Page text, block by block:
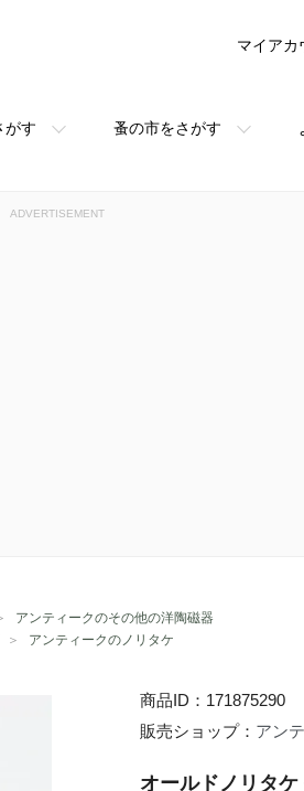
がす 蚤の市をさがす
マイアカ
ADVERTISEMENT
アンティークのその他の洋陶磁器
＞ アンティークのノリタケ
商品ID：171875290
販売ショップ： アン
オールドノリタ